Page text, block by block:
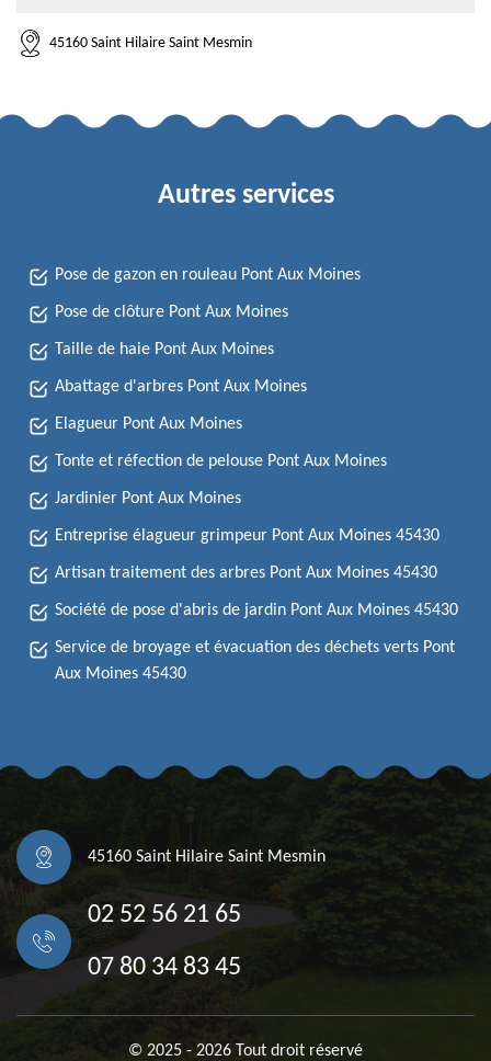
45160 Saint Hilaire Saint Mesmin
Autres services
Pose de gazon en rouleau Pont Aux Moines
Pose de clôture Pont Aux Moines
Taille de haie Pont Aux Moines
Abattage d'arbres Pont Aux Moines
Elagueur Pont Aux Moines
Tonte et réfection de pelouse Pont Aux Moines
Jardinier Pont Aux Moines
Entreprise élagueur grimpeur Pont Aux Moines 45430
Artisan traitement des arbres Pont Aux Moines 45430
Société de pose d'abris de jardin Pont Aux Moines 45430
Service de broyage et évacuation des déchets verts Pont
Aux Moines 45430
45160 Saint Hilaire Saint Mesmin
02 52 56 21 65
07 80 34 83 45
© 2025 - 2026 Tout droit réservé